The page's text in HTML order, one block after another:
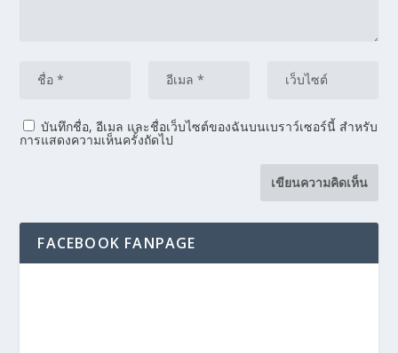
บันทึกชื่อ, อีเมล และชื่อเว็บไซต์ของฉันบนเบราว์เซอร์นี้ สำหรับ
การแสดงความเห็นครั้งถัดไป
FACEBOOK FANPAGE